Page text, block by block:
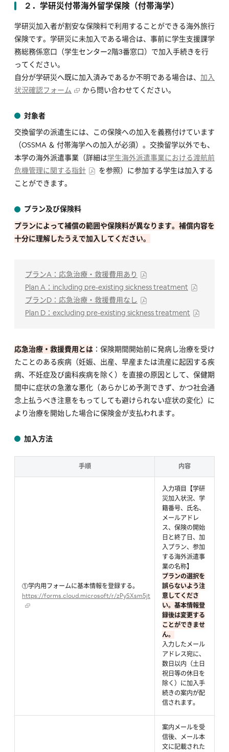
２．学研災付帯海外留学保険（付帯海学）
学研災加入者が割安な保険料で利用することができる海外旅行
保険です。学研災に未加入である場合は、事前に学生支援課学
務総務係窓口（学生センター2階3番窓口）で加入手続きを行
ってください。
自分が学研災へ既に加入済みであるか不明である場合は、 加入
状況確認フォーム
から問い合わせてください。
対象者
交換留学の派遣生には、この保険への加入を義務付けています
（OSSMA ＆ 付帯海学への加入が必須）。交換留学以外でも、
本学の海外派遣事業（詳細は学生海外派遣事業における渡航前
危機管理に関する指針
を参照）に参加する学生は加入する
ことができます。
プラン及び保険料
プランによって補償の範囲や保険料が異なります。補償内容を
十分に理解したうえで加入してください。
プランA：応急治療・救援費用あり
Plan A：including pre-existing sickness treatment
プランD：応急治療・救援費用なし
Plan D：excluding pre-existing sickness treatment
応急治療・救援費用とは ：保険期間開始前に発病し治療を受け
たことのある疾病（妊娠、出産、早産または流産に起因する疾
病、不妊症及び歯科疾病を除く）を直接の原因として、保健期
間中に症状の急激な悪化（あらかじめ予測できず、かつ社会通
念上払うべき注意をもってしても避けられない症状の変化）に
より治療を開始した場合に保険金が支払われます。
加入方法
手順 内容
①学内用フォームに基本情報を登録する。
https://forms.cloud.microsoft/r/zPySXsm5jt
入力項目【学研
災加入状況、学
籍番号、氏名、
メールアドレ
ス、保険の開始
日と終了日、加
入プラン、参加
する海外派遣事
業の名称】
プランの選択を
誤らないよう注
意してくださ
い。基本情報登
録後は変更する
ことができませ
ん。
入力したメール
アドレス宛に、
数日以内（土日
祝日等の休日を
除く）に加入手
続きの案内が配
信されます。
案内メールを受
信後、メール本
文に記載された